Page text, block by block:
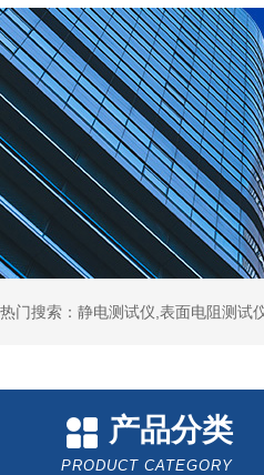
热门搜索：静电测试仪,表面电阻测试
产品分类
PRODUCT CATEGORY